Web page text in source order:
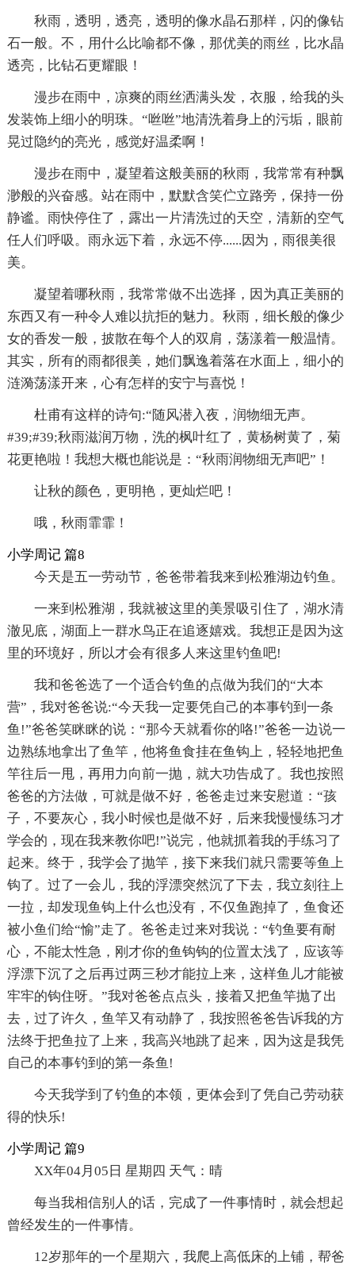
秋雨，透明，透亮，透明的像水晶石那样，闪的像钻
石一般。不，用什么比喻都不像，那优美的雨丝，比水晶
透亮，比钻石更耀眼！
漫步在雨中，凉爽的雨丝洒满头发，衣服，给我的头
发装饰上细小的明珠。“咝咝”地清洗着身上的污垢，眼前
晃过隐约的亮光，感觉好温柔啊！
漫步在雨中，凝望着这般美丽的秋雨，我常常有种飘
渺般的兴奋感。站在雨中，默默含笑伫立路旁，保持一份
静谧。雨快停住了，露出一片清洗过的天空，清新的空气
任人们呼吸。雨永远下着，永远不停......因为，雨很美很
美。
凝望着哪秋雨，我常常做不出选择，因为真正美丽的
东西又有一种令人难以抗拒的魅力。秋雨，细长般的像少
女的香发一般，披散在每个人的双肩，荡漾着一般温情。
其实，所有的雨都很美，她们飘逸着落在水面上，细小的
涟漪荡漾开来，心有怎样的安宁与喜悦！
杜甫有这样的诗句:“随风潜入夜，润物细无声。
#39;#39;秋雨滋润万物，洗的枫叶红了，黄杨树黄了，菊
花更艳啦！我想大概也能说是：“秋雨润物细无声吧”！
让秋的颜色，更明艳，更灿烂吧！
哦，秋雨霏霏！
小学周记 篇8
今天是五一劳动节，爸爸带着我来到松雅湖边钓鱼。
一来到松雅湖，我就被这里的美景吸引住了，湖水清
澈见底，湖面上一群水鸟正在追逐嬉戏。我想正是因为这
里的环境好，所以才会有很多人来这里钓鱼吧!
我和爸爸选了一个适合钓鱼的点做为我们的“大本
营”，我对爸爸说:“今天我一定要凭自己的本事钓到一条
鱼!”爸爸笑眯眯的说：“那今天就看你的咯!”爸爸一边说一
边熟练地拿出了鱼竿，他将鱼食挂在鱼钩上，轻轻地把鱼
竿往后一甩，再用力向前一抛，就大功告成了。我也按照
爸爸的方法做，可就是做不好，爸爸走过来安慰道：“孩
子，不要灰心，我小时候也是做不好，后来我慢慢练习才
学会的，现在我来教你吧!”说完，他就抓着我的手练习了
起来。终于，我学会了抛竿，接下来我们就只需要等鱼上
钩了。过了一会儿，我的浮漂突然沉了下去，我立刻往上
一拉，却发现鱼钩上什么也没有，不仅鱼跑掉了，鱼食还
被小鱼们给“愉”走了。爸爸走过来对我说：“钓鱼要有耐
心，不能太性急，刚才你的鱼钩钩的位置太浅了，应该等
浮漂下沉了之后再过两三秒才能拉上来，这样鱼儿才能被
牢牢的钩住呀。”我对爸爸点点头，接着又把鱼竿抛了出
去，过了许久，鱼竿又有动静了，我按照爸爸告诉我的方
法终于把鱼拉了上来，我高兴地跳了起来，因为这是我凭
自己的本事钓到的第一条鱼!
今天我学到了钓鱼的本领，更体会到了凭自己劳动获
得的快乐!
小学周记 篇9
XX年04月05日 星期四 天气：晴
每当我相信别人的话，完成了一件事情时，就会想起
曾经发生的一件事情。
12岁那年的一个星期六，我爬上高低床的上铺，帮爸